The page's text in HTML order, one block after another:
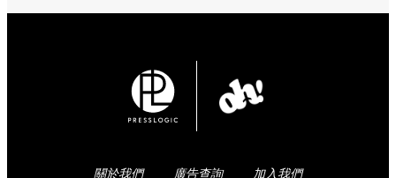
關於我們 廣告查詢 加入我們